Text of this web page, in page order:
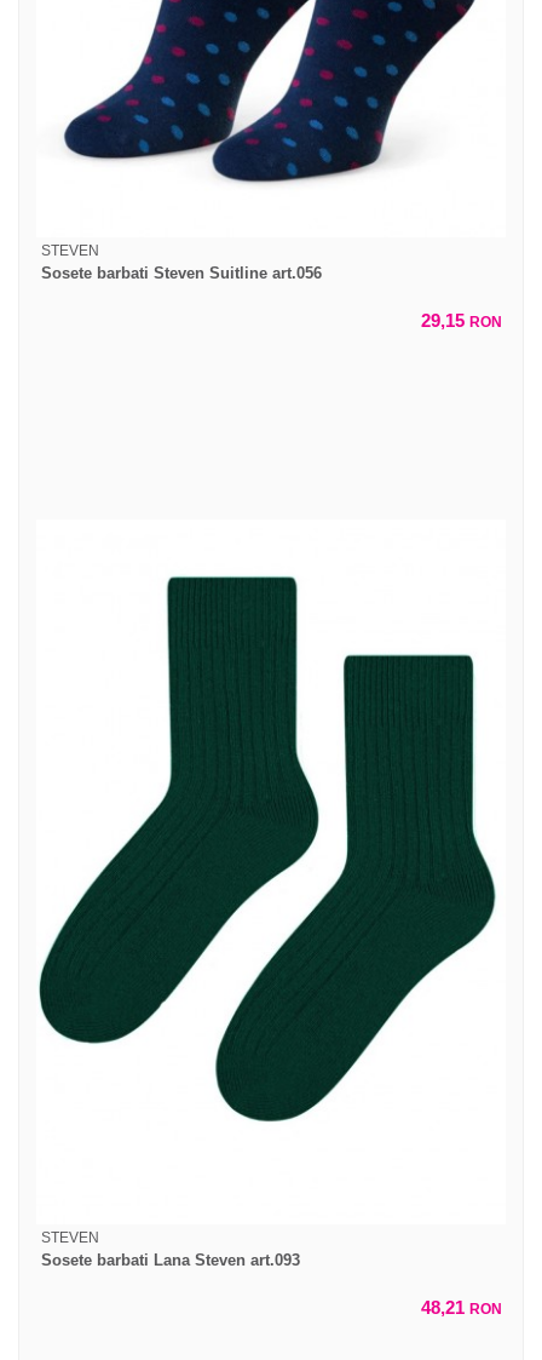
STEVEN
Sosete barbati Steven Suitline art.056
29,15 RON
STEVEN
Sosete barbati Lana Steven art.093
48,21 RON